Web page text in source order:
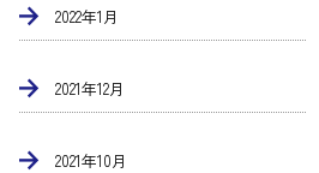
2022年1月
2021年12月
2021年10月